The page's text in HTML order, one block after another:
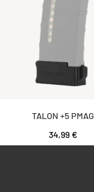
TALON +5 PMAG
34,99 €